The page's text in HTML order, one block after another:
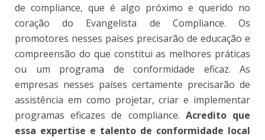
de compliance, que é algo próximo e querido no
coração do Evangelista de Compliance. Os
promotores nesses países precisarão de educação e
compreensão do que constitui as melhores práticas
ou um programa de conformidade eficaz. As
empresas nesses países certamente precisarão de
assistência em como projetar, criar e implementar
programas eficazes de compliance. Acredito que
essa expertise e talento de conformidade local